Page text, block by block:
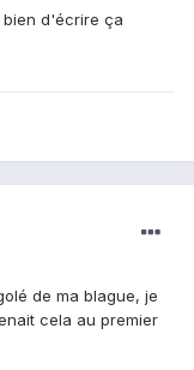
d'écrire ça
de ma blague, je
cela au premier